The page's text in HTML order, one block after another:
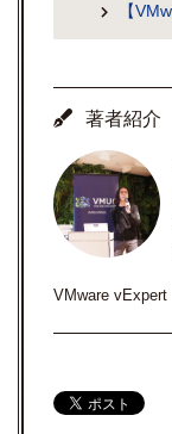
【
著者紹介
VMware vExpert